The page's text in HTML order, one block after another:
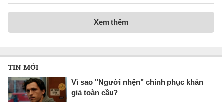
Xem thêm
TIN MỚI
Vì sao "Người nhện" chinh phục khán
giả toàn cầu?